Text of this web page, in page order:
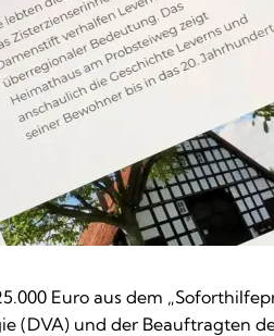
Euro aus dem
(DVA) und der Beauftragten